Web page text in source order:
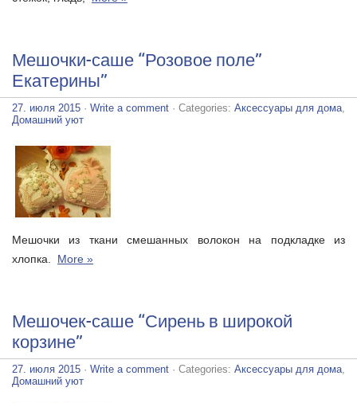
Мешочки-саше “Розовое поле”
Екатерины”
27. июля 2015 · Write a comment · Categories: Аксессуары для дома
Домашний уют
Мешочки из ткани смешанных волокон на подкладке из
хлопка. More »
Мешочек-саше “Сирень в широкой
корзине”
27. июля 2015 · Write a comment · Categories: Аксессуары для дома
Домашний уют